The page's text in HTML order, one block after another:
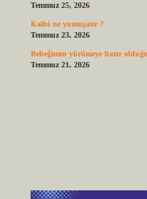
Temmuz 25, 2026
Kalbi ne yumuşatır ?
Temmuz 23, 2026
Bebeğimin yürümeye hazır
Temmuz 21, 2026